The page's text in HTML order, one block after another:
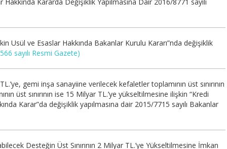
Usül ve Esaslar Hakkında Bakanlar Kurulu Kararı”nda değişiklik
sayılı Resmi Gazete)
gemi inşa sanayiine verilecek kefaletler toplamının üst sınırının
üst sınırının ise 15 Milyar TL.’ye yükseltilmesine ilişkin “Kredi
Karar”da değişiklik yapılmasına dair 2015/7715 sayılı Bakanlar
Desteğin Üst Sınırının 2 Milyar TL.’ye Yükseltilmesine İmkan